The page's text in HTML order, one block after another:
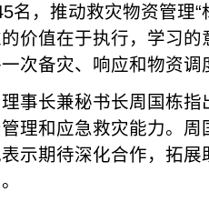
名，推动救灾物资管理“
价值在于执行，学习
次备灾、响应和物资调
事长兼秘书长周国栋
理和应急救灾能力。
示期待深化合作，拓